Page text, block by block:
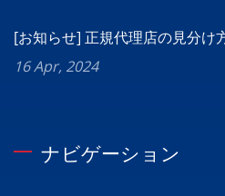
[お知らせ] 正規代理店の見分け
16 Apr, 2024
ナビゲーション